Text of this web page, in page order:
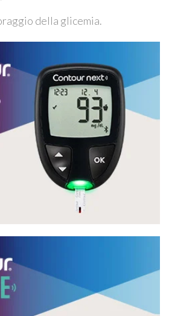
della glicemia.